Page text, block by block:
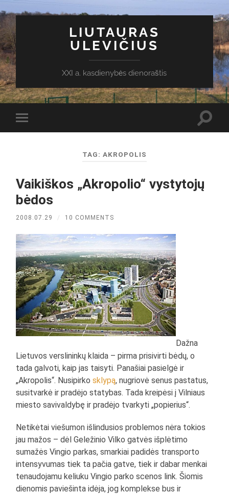
LIUTAURAS
ULEVIČIUS
XXI a. kasdienybės dienoraštis
Toggle
mobile
TAG: AKROPOLIS
Vaikiškos „Akropolio“ vystytojų
bėdos
2008.07.29 / 10 COMMENTS
Dažna
Lietuvos verslininkų klaida – pirma prisivirti bėdų, o
tada galvoti, kaip jas taisyti. Panašiai pasielgė ir
„Akropolis“. Nusipirkosklypą, nugriovė senus pastatus,
susitvarkė ir pradėjo statybas. Tada kreipėsi į Vilniaus
miesto savivaldybę ir pradėjo tvarkyti „popierius“.
Netikėtai viešumon išlindusios problemos nėra tokios
jau mažos – dėl Geležinio Vilko gatvės išplėtimo
sumažės Vingio parkas, smarkiai padidės transporto
intensyvumas tiek ta pačia gatve, tiek ir dabar menkai
tenaudojamu keliuku Vingio parko scenos link. Šiomis
dienomis paviešinta idėja, jog komplekse bus ir